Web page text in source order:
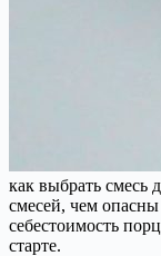
как выбрать смесь
смесей, чем
себестоимость
старте.